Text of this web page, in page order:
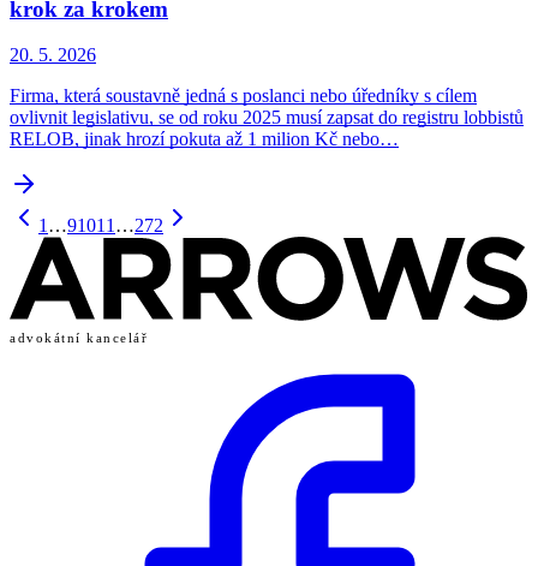
krok za krokem
20. 5. 2026
Firma, která soustavně jedná s poslanci nebo úředníky s cílem
ovlivnit legislativu, se od roku 2025 musí zapsat do registru lobbistů
RELOB, jinak hrozí pokuta až 1 milion Kč nebo…
1 …91011 …272
advokátní kancelář